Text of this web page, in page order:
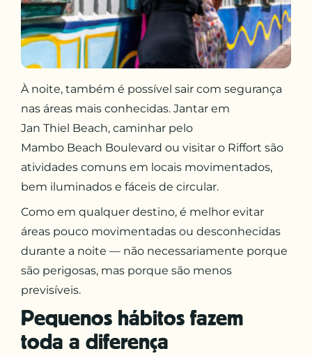
À noite, também é possível sair com segurança
nas áreas mais conhecidas. Jantar em
Jan Thiel Beach, caminhar pelo
Mambo Beach Boulevard ou visitar o Riffort são
atividades comuns em locais movimentados,
bem iluminados e fáceis de circular.
Como em qualquer destino, é melhor evitar
áreas pouco movimentadas ou desconhecidas
durante a noite — não necessariamente porque
são perigosas, mas porque são menos
previsíveis.
Pequenos hábitos fazem
toda a diferença